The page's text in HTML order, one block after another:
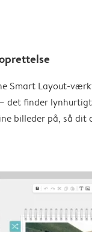
Smart Layout-
det finder
billeder på, så dit